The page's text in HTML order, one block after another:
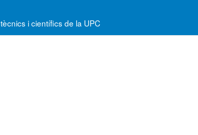
i científics de la UPC